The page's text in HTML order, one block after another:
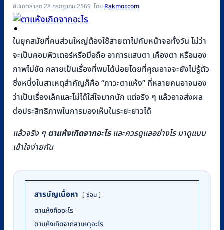
อัปเดตล่าสุด 28 กรกฎาคม 2569 Rakmor.com
ในยุคสมัยที่คนส่วนใหญ่ต้องใช้สายตาไปกับหน้าจอทั้งวัน ไม่ว่า
จะเป็นคอมพิวเตอร์หรือมือถือ อาการแสบตา เคืองตา หรือมอง
ภาพไม่ชัด กลายเป็นเรื่องที่พบได้บ่อยโดยที่คุณอาจจะยังไม่รู้ตัว
ซึ่งหนึ่งในสาเหตุสำคัญก็คือ “ภาวะตาแห้ง” ที่หลายคนอาจมอง
ว่าเป็นเรื่องเล็กและไม่ได้ใส่ใจมากนัก แต่จริง ๆ แล้วอาจส่งผล
ต่อประสิทธิภาพในการมองเห็นในระยะยาวได้
แล้วจริง ๆตาแห้งเกิดจากอะไรและควรดูแลอย่างไร มาดูแบบ
เข้าใจง่ายกัน
สารบัญเนื้อหา ซ่อน
ตาแห้งคืออะไร
ตาแห้งเกิดจากสาเหตุอะไร